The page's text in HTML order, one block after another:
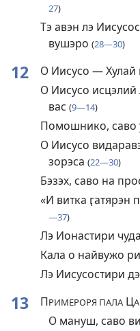
27)
Тэ авэн лэ
вушэро (28—30)
12 О Иисусо — Хулай
О Иисусо исцэлий
вас (9—14)
Помошнико, саво
О Иисусо
зорэса (22—30)
Бэзэх, саво на
«И витка ӷатярэн
—37)
Лэ Ионастири чуда
Кала о найвужо
Лэ Иисусостири
13 ПРИМЕРОРЯ ПАЛАЦ
О мануш, саво